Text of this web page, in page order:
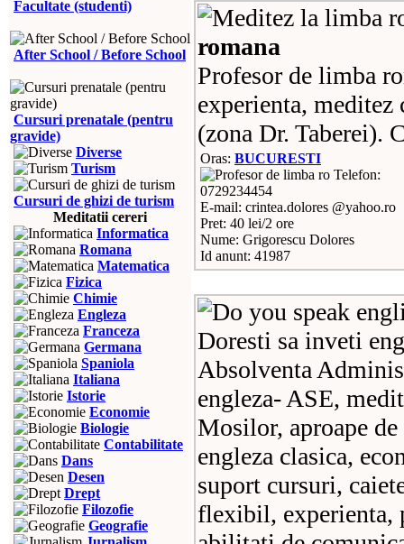
Facultate (studenti)
After School / Before School
Cursuri prenatale (pentru
gravide)
Diverse
Turism
Cursuri de ghizi de turism
Meditatii cereri
Informatica
Romana
Matematica
Fizica
Chimie
Engleza
Franceza
Germana
Spaniola
Italiana
Istorie
Economie
Biologie
Contabilitate
Dans
Desen
Drept
Filozofie
Geografie
romana
Profesor de limba
experienta,
(zona Dr. Taberei).
Oras: BUCURESTI
Telefon:
0729234454
E-mail: crintea.dolores @yahoo.ro
Pret: 40 lei/2 ore
Nume: Grigorescu Dolores
Id anunt: 41987
Doresti sa inveti
Absolventa
engleza- ASE,
Mosilor, aproape
engleza clasica,
suport cursuri,
flexibil, experienta,